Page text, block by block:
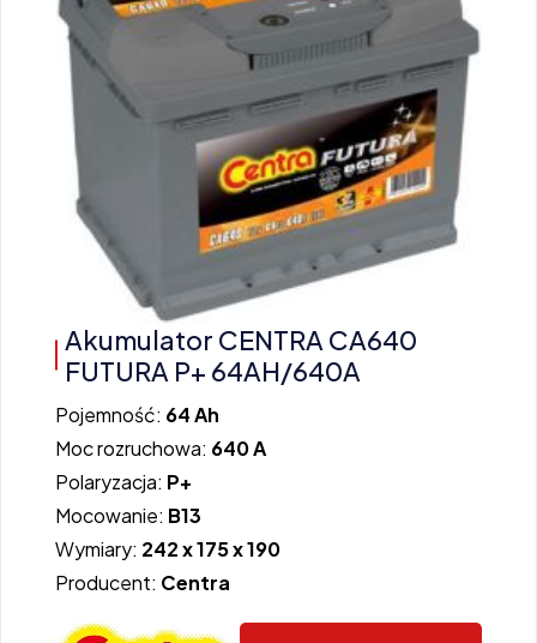
Akumulator CENTRA CA640
FUTURA P+ 64AH/640A
Pojemność: 64 Ah
Moc rozruchowa: 640 A
Polaryzacja: P+
Mocowanie: B13
Wymiary: 242 x 175 x 190
Producent: Centra